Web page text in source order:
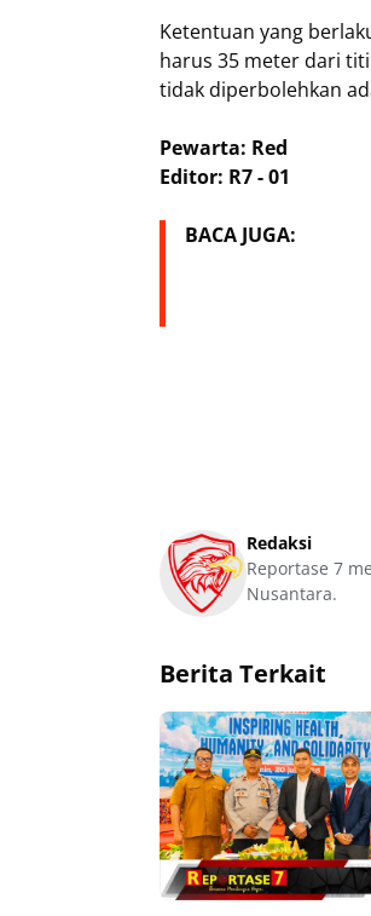
Ketentuan yang
harus 35 meter dari
tidak diperbolehkan
Pewarta: Red
Editor: R7 - 01
BACA JUGA:
Redaksi
Reportase 7
Nusantara.
Berita Terkait